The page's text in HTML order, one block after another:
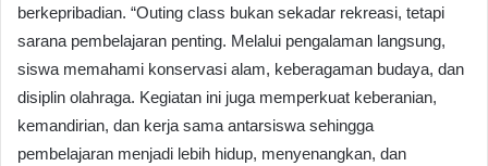
berkepribadian. “Outing class bukan sekadar rekreasi, tetapi
sarana pembelajaran penting. Melalui pengalaman langsung,
siswa memahami konservasi alam, keberagaman budaya, dan
disiplin olahraga. Kegiatan ini juga memperkuat keberanian,
kemandirian, dan kerja sama antarsiswa sehingga
pembelajaran menjadi lebih hidup, menyenangkan, dan